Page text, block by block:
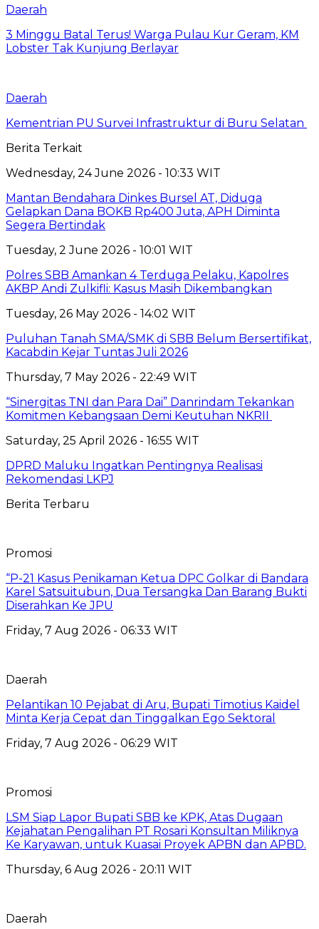
Daerah
3 Minggu Batal Terus! Warga Pulau Kur Geram, KM
Lobster Tak Kunjung Berlayar
Daerah
Kementrian PU Survei Infrastruktur di Buru Selatan
Berita Terkait
Wednesday, 24 June 2026 - 10:33 WIT
Mantan Bendahara Dinkes Bursel AT, Diduga
Gelapkan Dana BOKB Rp400 Juta, APH Diminta
Segera Bertindak
Tuesday, 2 June 2026 - 10:01 WIT
Polres SBB Amankan 4 Terduga Pelaku, Kapolres
AKBP Andi Zulkifli: Kasus Masih Dikembangkan
Tuesday, 26 May 2026 - 14:02 WIT
Puluhan Tanah SMA/SMK di SBB Belum Bersertifikat,
Kacabdin Kejar Tuntas Juli 2026
Thursday, 7 May 2026 - 22:49 WIT
“Sinergitas TNI dan Para Dai” Danrindam Tekankan
Komitmen Kebangsaan Demi Keutuhan NKRII ‎
Saturday, 25 April 2026 - 16:55 WIT
DPRD Maluku Ingatkan Pentingnya Realisasi
Rekomendasi LKPJ
Berita Terbaru
Promosi
“P-21 Kasus Penikaman Ketua DPC Golkar di Bandara
Karel Satsuitubun, Dua Tersangka Dan Barang Bukti
Diserahkan Ke JPU
Friday, 7 Aug 2026 - 06:33 WIT
Daerah
Pelantikan 10 Pejabat di Aru, Bupati Timotius Kaidel
Minta Kerja Cepat dan Tinggalkan Ego Sektoral
Friday, 7 Aug 2026 - 06:29 WIT
Promosi
LSM Siap Lapor Bupati SBB ke KPK, Atas Dugaan
Kejahatan Pengalihan PT Rosari Konsultan Miliknya
Ke Karyawan, untuk Kuasai Proyek APBN dan APBD.
Thursday, 6 Aug 2026 - 20:11 WIT
Daerah